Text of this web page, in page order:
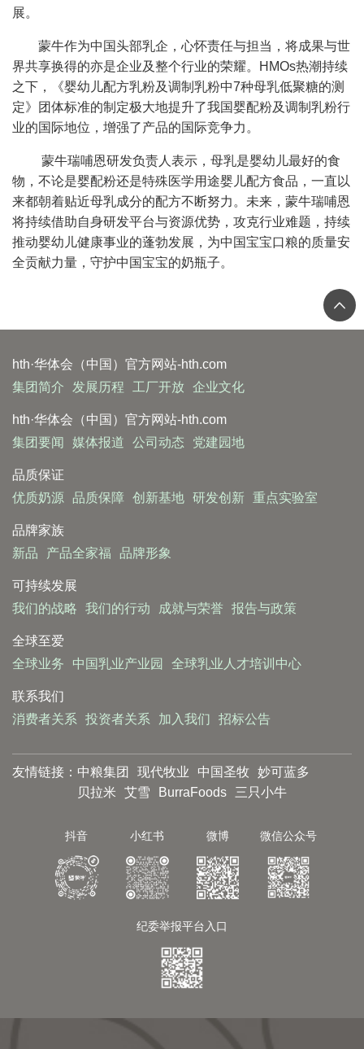
展。
蒙牛作为中国头部乳企，心怀责任与担当，将成果与世
界共享换得的亦是企业及整个行业的荣耀。HMOs热潮持续
之下，《婴幼儿配方乳粉及调制乳粉中7种母乳低聚糖的测
定》团体标准的制定极大地提升了我国婴配粉及调制乳粉行
业的国际地位，增强了产品的国际竞争力。
蒙牛瑞哺恩研发负责人表示，母乳是婴幼儿最好的食
物，不论是婴配粉还是特殊医学用途婴儿配方食品，一直以
来都朝着贴近母乳成分的配方不断努力。未来，蒙牛瑞哺恩
将持续借助自身研发平台与资源优势，攻克行业难题，持续
推动婴幼儿健康事业的蓬勃发展，为中国宝宝口粮的质量安
全贡献力量，守护中国宝宝的奶瓶子。
hth·华体会（中国）官方网站-hth.com
集团简介
发展历程 工厂开放 企业文化
hth·华体会（中国）官方网站-hth.com
集团要闻
媒体报道 公司动态 党建园地
品质保证
优质奶源
品质保障 创新基地 研发创新 重点实验室
品牌家族
新品
产品全家福 品牌形象
可持续发展
我们的战略
我们的行动 成就与荣誉 报告与政策
全球至爱
全球业务
中国乳业产业园 全球乳业人才培训中心
联系我们
消费者关系
投资者关系 加入我们 招标公告
友情链接： 中粮集团 现代牧业 中国圣牧 妙可蓝多
贝拉米
艾雪 BurraFoods 三只小牛
抖音 小红书 微博 微信公众号
纪委举报平台入口